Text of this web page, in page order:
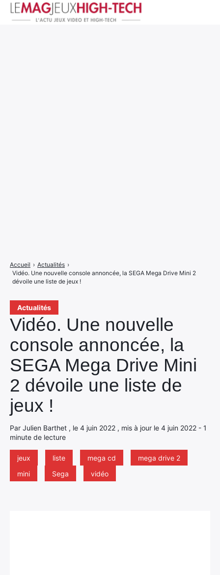
Actualités
Vidéo. Une nouvelle
console annoncée, la
SEGA Mega Drive Mini
2 dévoile une liste de
jeux !
Par Julien Barthet , le 4 juin 2022 , mis à jour le 4 juin 2022 - 1
minute de lecture
jeux liste mega cd
mega drive 2
mini
Sega vidéo
Accueil › Actualités ›
Vidéo. Une nouvelle console annoncée, la SEGA Mega Drive Mini 2
dévoile une liste de jeux !